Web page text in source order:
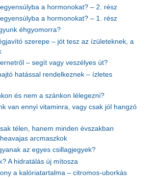
a hormonokat? – 2. rész
a hormonokat? – 1. rész
éhgyomorra?
szerepe – jót tesz az ízületeknek, a
– segít vagy veszélyes út?
hatással rendelkeznek – ízletes
és nem a szánkon lélegezni?
van ennyi vitaminra, vagy csak jól hangzó
télen, hanem minden évszakban
arcmaszkok
az egyes csillagjegyek?
A hidratálás új mítosza
a kalóriatartalma – citromos-uborkás